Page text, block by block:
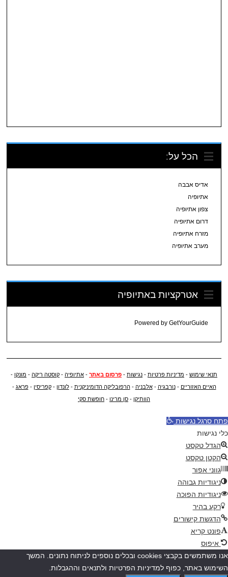
הכל על:
אדיס אבבה
אתיופיה
צפון אתיופיה
דרום אתיופיה
מזרח אתיופיה
מערב אתיופיה
אטרקציות באתיופיה
Powered by GetYourGuide
תנאי שימוש - מדיניות פרטיות - נגישות - פרסום באתר - אתיופיה - קוסטה ריקה - מונקו -
האיים האזוריים -נורבגיה -אלבניה -הרפובליקה הדומיניקנית -לונדון -קפריסין -פראג -
הוותיקן - סן מרינו - חופשת סקי
פתח סרגל נגישות
כלי נגישות
הגדל טקסט
הקטן טקסט
גווני אפור
ניגודיות גבוהה
ניגודיות הפוכה
רקע בהיר
הדגשת קישורים
פונט קריא
איפוס
אנו משתמשים בקבצי cookies ובכלים נוספים לניתוח נתונים. המשך
השימוש באתר, כפוף למדיניות הפרטיות ולתנאים וההגבלות.